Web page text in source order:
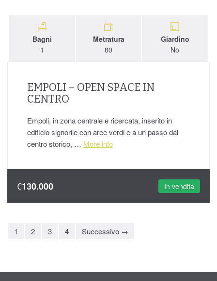
Bagni
1
Metratura
80
Giardino
No
EMPOLI – OPEN SPACE IN
CENTRO
Empoli, in zona centrale e ricercata, inserito in
edificio signorile con aree verdi e a un passo dal
centro storico, … More info
€130.000 In vendita
1 2 3 4 Successivo →